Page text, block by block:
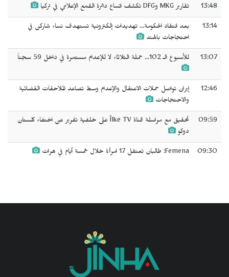
13:48 تقارير MKG وDFG تكشف اتساع دائرة القمع الإعلامي في تركيا
13:14
بعد انتقاد الحكومة... تهديدات إلكترونية تستهدف نساء شاركن في
احتجاجات بالهند
13:07 للأسبوع الـ 102... حملة الثلاثاء لا للإعدام مستمرة في داخل 59 سجناً
12:46
إيران تواصل حملات الاعتقال والإعدام وسط تصاعد الملاحقات القضائية
والاحتجاجات
09:59
تحقيق مع مراسلة قناة Îlke TV على خلفية تقرير عن اختفاء كلستان
دوكو
09:30 Femena: طالبان تعتقل 17 امرأة خلال خمسة أيام في هرات